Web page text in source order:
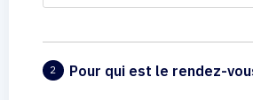
2 Pour qui est le rendez-